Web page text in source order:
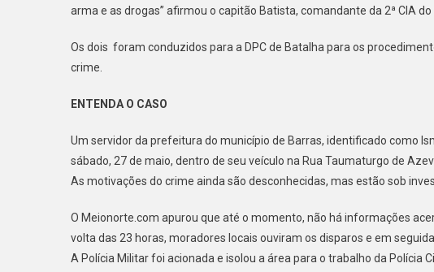
arma e as drogas” afirmou o capitão Batista, comandante da 2ª CIA do
Os dois foram conduzidos para a DPC de Batalha para os
crime.
ENTENDA O CASO
Um servidor da prefeitura do município de Barras, identificado como
sábado, 27 de maio, dentro de seu veículo na Rua Taumaturgo de
As motivações do crime ainda são desconhecidas, mas estão sob
O Meionorte.com apurou que até o momento, não há informações
volta das 23 horas, moradores locais ouviram os disparos e em
A Polícia Militar foi acionada e isolou a área para o trabalho da Polícia